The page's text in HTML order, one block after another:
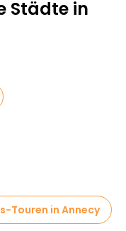
Städte in
Touren in Annecy